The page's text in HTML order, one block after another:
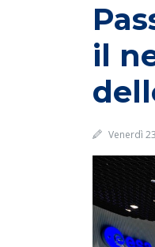
il
Venerdì